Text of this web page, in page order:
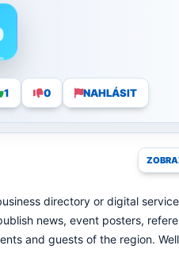
1 0 NAHLÁSIT
directory or digital
news, event posters,
and guests of the region.